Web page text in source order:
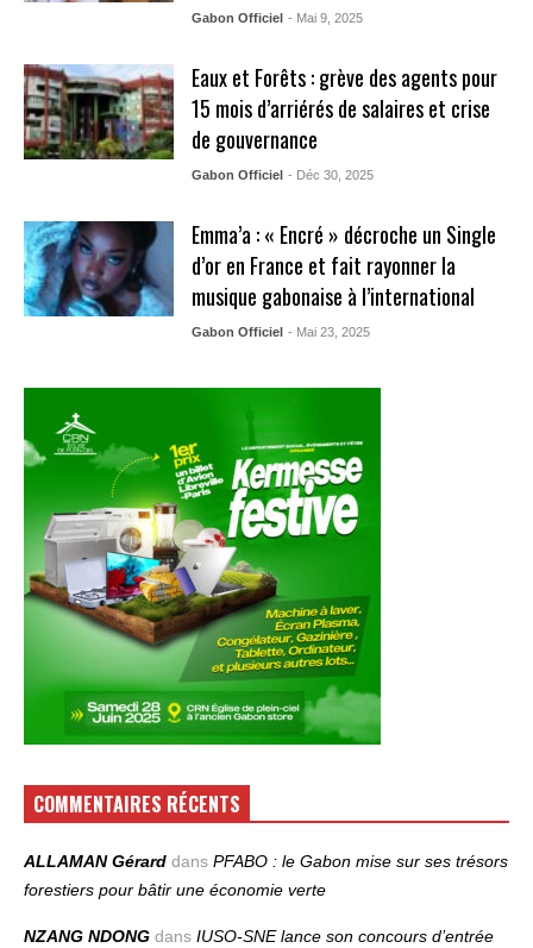
Gabon Officiel - Mai 9, 2025
Eaux et Forêts : grève des agents pour
15 mois d’arriérés de salaires et crise
de gouvernance
Gabon Officiel - Déc 30, 2025
Emma’a : « Encré » décroche un Single
d’or en France et fait rayonner la
musique gabonaise à l’international
Gabon Officiel - Mai 23, 2025
COMMENTAIRES RÉCENTS
ALLAMAN Gérard dans PFABO : le Gabon mise sur ses trésors
forestiers pour bâtir une économie verte
NZANG NDONG dans IUSO‑SNE lance son concours d’entrée